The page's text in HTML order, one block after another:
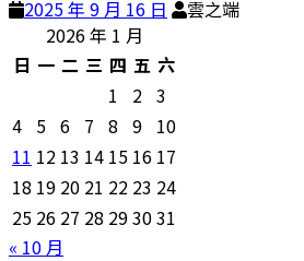
2025 年 9 月 16 日
雲之端
2026 年 1 月
日 一 二 三 四 五 六
1
2 3
4 5 6 7 8 9 10
11 12 13 14 15 16 17
18 19 20 21 22 23 24
25 26 27 28 293031
« 10 月